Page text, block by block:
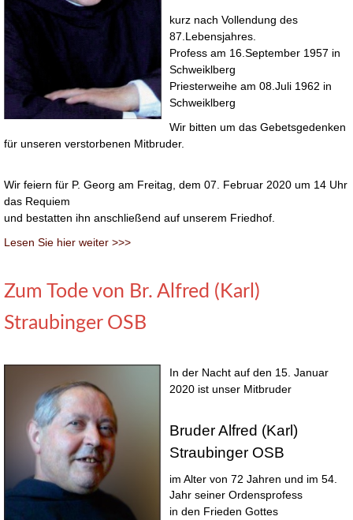
kurz nach Vollendung des
87.Lebensjahres.
Profess am 16.September 1957 in
Schweiklberg
Priesterweihe am 08.Juli 1962 in
Schweiklberg
Wir bitten um das Gebetsgedenken
für unseren verstorbenen Mitbruder.
Wir feiern für P. Georg am Freitag, dem 07. Februar 2020 um 14 Uhr
das Requiem
und bestatten ihn anschließend auf unserem Friedhof.
Lesen Sie hier weiter >>>
Zum Tode von Br. Alfred (Karl)
Straubinger OSB
In der Nacht auf den 15. Januar
2020 ist unser Mitbruder
Bruder Alfred (Karl)
Straubinger OSB
im Alter von 72 Jahren und im 54.
Jahr seiner Ordensprofess
in den Frieden Gottes